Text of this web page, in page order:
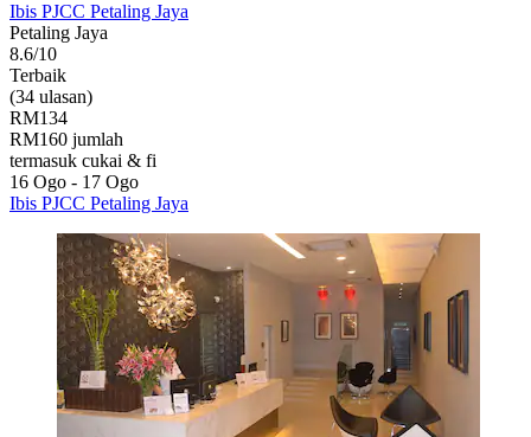
Ibis PJCC Petaling Jaya
Petaling Jaya
8.6/10
Terbaik
(34 ulasan)
RM134
RM160 jumlah
termasuk cukai & fi
16 Ogo - 17 Ogo
Ibis PJCC Petaling Jaya